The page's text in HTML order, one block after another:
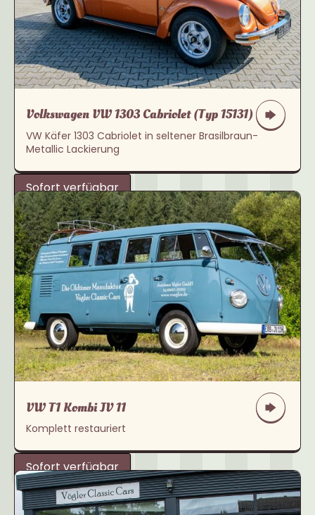
Volkswagen VW 1303 Cabriolet (Typ 15131)
VW Käfer 1303 Cabriolet in seltener Brasilbraun-
Metallic Lackierung
Sofort verfügbar
VW T1 Kombi JV 11
Komplett restauriert
Sofort verfügbar